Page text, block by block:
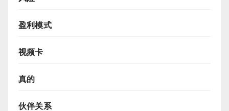
盈利模式
视频卡
真的
伙伴关系